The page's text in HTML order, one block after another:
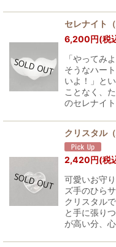
セレナイト
6,200円(税
「やってみ
そうなハー
いよ！」と
ことなく、
のセレナイ
クリスタル
2,420円(税
可愛いお守
ズ手のひら
クリスタル
と手に張り
が高い分、